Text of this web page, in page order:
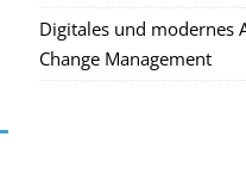
Digitales und modernes
Change Management